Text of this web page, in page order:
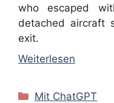
who escaped
detached aircraft
exit.
Weiterlesen
Kategorien
Mit ChatGPT